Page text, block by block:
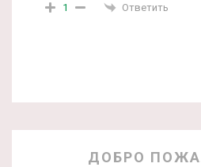
1 Ответить
ДОБРО